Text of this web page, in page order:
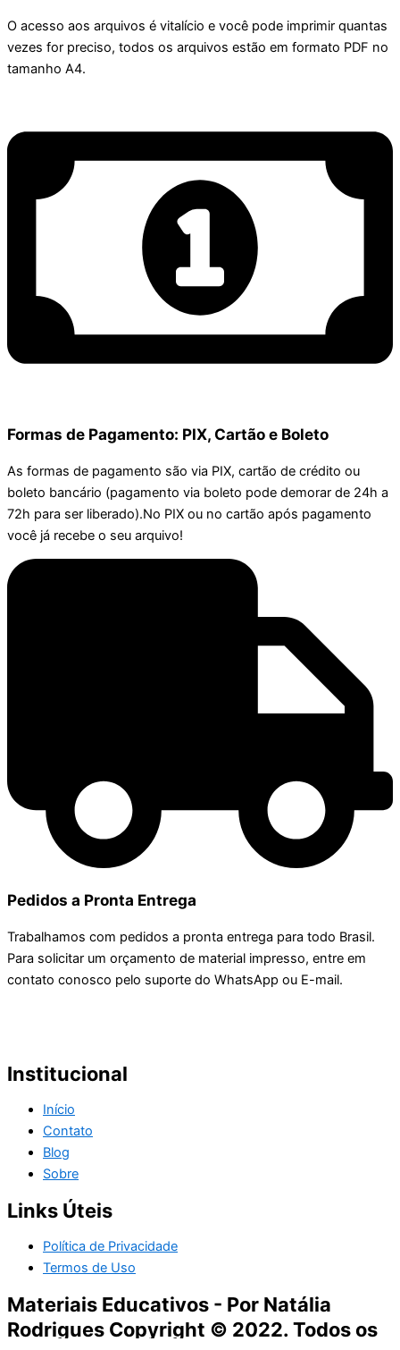
O acesso aos arquivos é vitalício e você pode imprimir quantas
vezes for preciso, todos os arquivos estão em formato PDF no
tamanho A4.
Formas de Pagamento: PIX, Cartão e Boleto
As formas de pagamento são via PIX, cartão de crédito ou
boleto bancário (pagamento via boleto pode demorar de 24h a
72h para ser liberado).No PIX ou no cartão após pagamento
você já recebe o seu arquivo!
Pedidos a Pronta Entrega
Trabalhamos com pedidos a pronta entrega para todo Brasil.
Para solicitar um orçamento de material impresso, entre em
contato conosco pelo suporte do WhatsApp ou E-mail.
Institucional
Início
Contato
Blog
Sobre
Links Úteis
Política de Privacidade
Termos de Uso
Materiais Educativos - Por Natália
Rodrigues Copyright © 2022. Todos os